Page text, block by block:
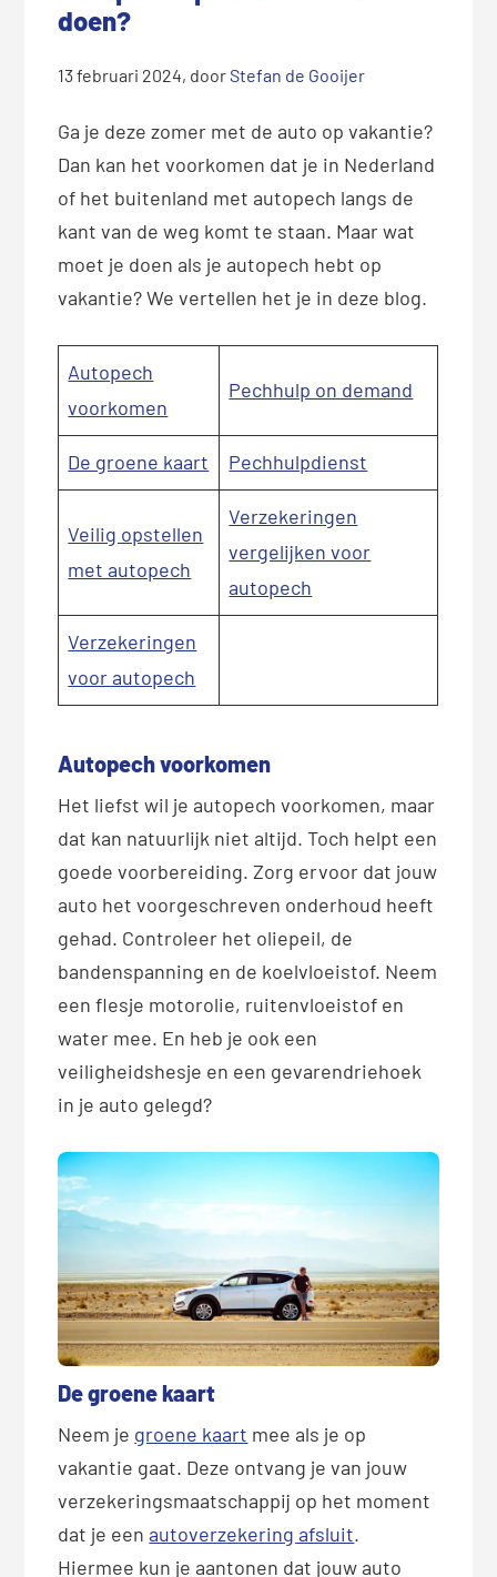
doen?
13 februari 2024, doorStefan de Gooijer
Ga je deze zomer met de auto op vakantie?
Dan kan het voorkomen dat je in Nederland
of het buitenland met autopech langs de
kant van de weg komt te staan. Maar wat
moet je doen als je autopech hebt op
vakantie? We vertellen het je in deze blog.
Autopech
voorkomen
Pechhulp on demand
De groene kaart Pechhulpdienst
Veilig opstellen
met autopech
Verzekeringen
vergelijken voor
autopech
Verzekeringen
voor autopech
Autopech voorkomen
Het liefst wil je autopech voorkomen, maar
dat kan natuurlijk niet altijd. Toch helpt een
goede voorbereiding. Zorg ervoor dat jouw
auto het voorgeschreven onderhoud heeft
gehad. Controleer het oliepeil, de
bandenspanning en de koelvloeistof. Neem
een flesje motorolie, ruitenvloeistof en
water mee. En heb je ook een
veiligheidshesje en een gevarendriehoek
in je auto gelegd?
De groene kaart
Neem je groene kaart mee als je op
vakantie gaat. Deze ontvang je van jouw
verzekeringsmaatschappij op het moment
dat je eenautoverzekering afsluit.
Hiermee kun je aantonen dat jouw auto